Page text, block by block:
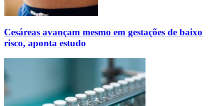
Cesáreas avançam mesmo em gestações de baixo
risco, aponta estudo